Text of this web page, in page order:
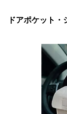
ドアポケット